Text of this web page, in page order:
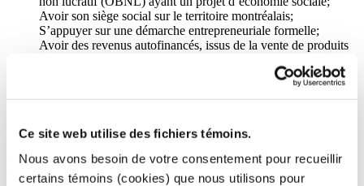
Ce site web utilise des fichiers témoins.
Nous avons besoin de votre consentement pour recueillir
certains témoins (cookies) que nous utilisons pour
Avoir son siège social sur le territoire montréalais;
S’appuyer sur une démarche entrepreneuriale formelle;
Avoir des revenus autofinancés, issus de la vente de produits
Démontrer la capacité de l’entreprise à créer ou maintenir des
emplois;
projet.
Dépenses admissibles